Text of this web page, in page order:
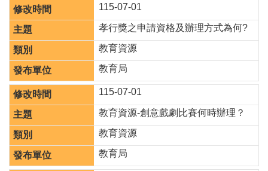
桃
園
市
入
口
網
隱
私
權
政
策
115-07-01
孝行獎之申請資格及辦理方式為何?
教育資源
教育局
115-07-01
教育資源-創意戲劇比賽何時辦理？
教育資源
教育局